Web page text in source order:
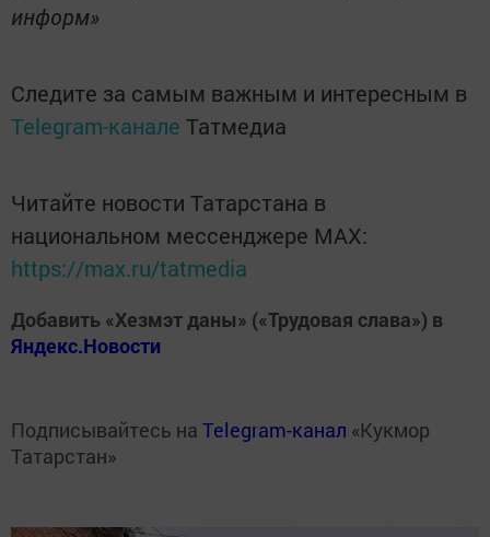
информ»
Следите за самым важным и интересным в
Telegram-канале Татмедиа
Читайте новости Татарстана в
национальном мессенджере MАХ:
https://max.ru/tatmedia
Добавить «Хезмэт даны» («Трудовая слава») в
Яндекс.Новости
Подписывайтесь на Telegram-канал «Кукмор
Татарстан»